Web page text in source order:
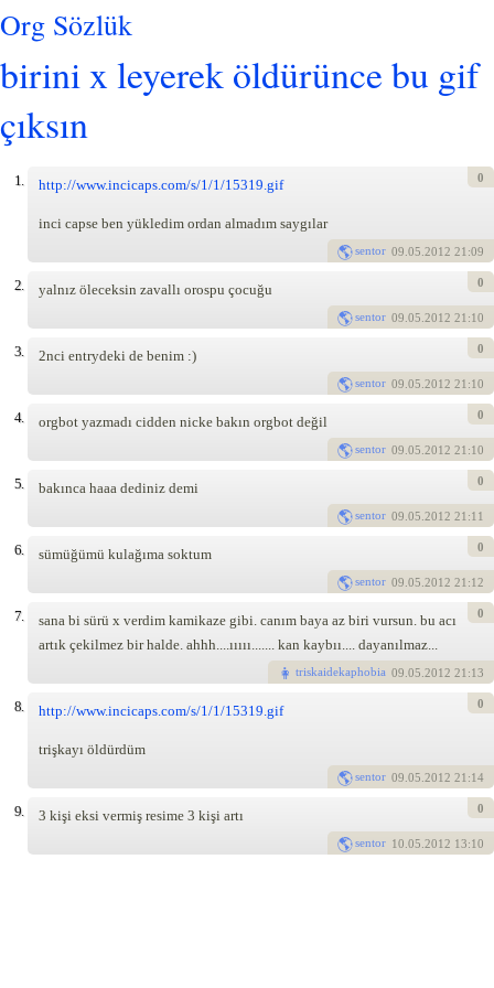
Org Sözlük
birini x leyerek öldürünce bu gif
çıksın
1. http://www.incicaps.com/s/1/1/15319.gif
inci capse ben yükledim ordan almadım saygılar
sentor 09.05.2012 21:09
0
2. yalnız öleceksin zavallı orospu çocuğu
sentor 09.05.2012 21:10
0
3. 2nci entrydeki de benim :)
sentor 09.05.2012 21:10
0
4. orgbot yazmadı cidden nicke bakın orgbot değil
sentor 09.05.2012 21:10
0
5. bakınca haaa dediniz demi
sentor 09.05.2012 21:11
0
6. sümüğümü kulağıma soktum
sentor 09.05.2012 21:12
0
7.
sana bi sürü x verdim kamikaze gibi. canım baya az biri vursun. bu acı
artık çekilmez bir halde. ahhh....ııııı....... kan kaybıı.... dayanılmaz...
triskaidekaphobia 09.05.2012 21:13
0
8. http://www.incicaps.com/s/1/1/15319.gif
trişkayı öldürdüm
sentor 09.05.2012 21:14
0
9. 3 kişi eksi vermiş resime 3 kişi artı
sentor 10.05.2012 13:10
0